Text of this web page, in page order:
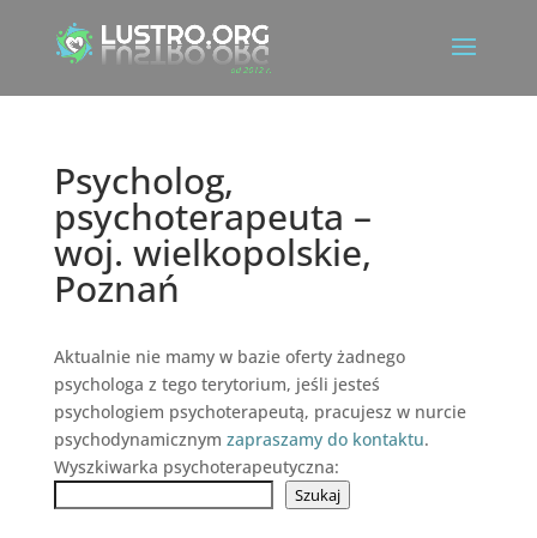
Psycholog,
psychoterapeuta –
woj. wielkopolskie,
Poznań
Aktualnie nie mamy w bazie oferty żadnego
psychologa z tego terytorium, jeśli jesteś
psychologiem psychoterapeutą, pracujesz w nurcie
psychodynamicznym zapraszamy do kontaktu.
Wyszkiwarka psychoterapeutyczna:
Szukaj